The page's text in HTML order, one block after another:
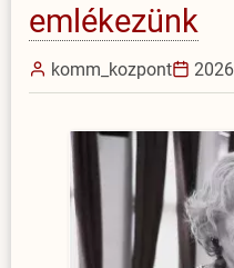
emlékezünk
komm_kozpont